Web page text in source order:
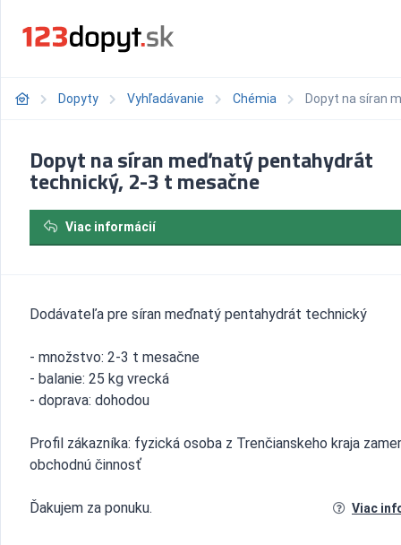
Dopyty Vyhľadávanie Chémia Dopyt na síran
Dopyt na síran meďnatý pentahydrát
technický, 2-3 t mesačne
Viac informácií
Dodávateľa pre síran meďnatý pentahydrát technický
- množstvo: 2-3 t mesačne
- balanie: 25 kg vrecká
- doprava: dohodou
Profil zákazníka: fyzická osoba z Trenčianskeho kraja
obchodnú činnosť
Ďakujem za ponuku. Viac